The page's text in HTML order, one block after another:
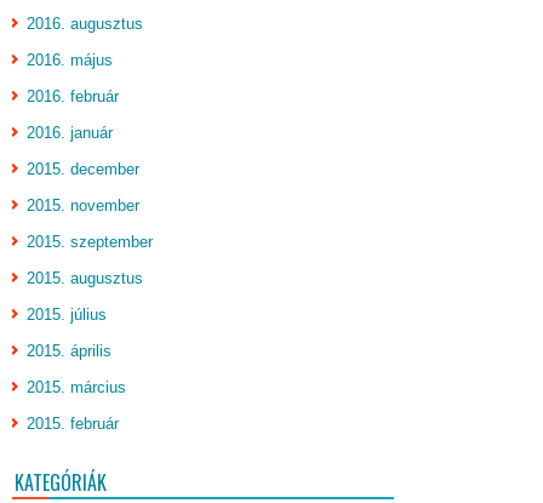
2016. augusztus
2016. május
2016. február
2016. január
2015. december
2015. november
2015. szeptember
2015. augusztus
2015. július
2015. április
2015. március
2015. február
KATEGÓRIÁK